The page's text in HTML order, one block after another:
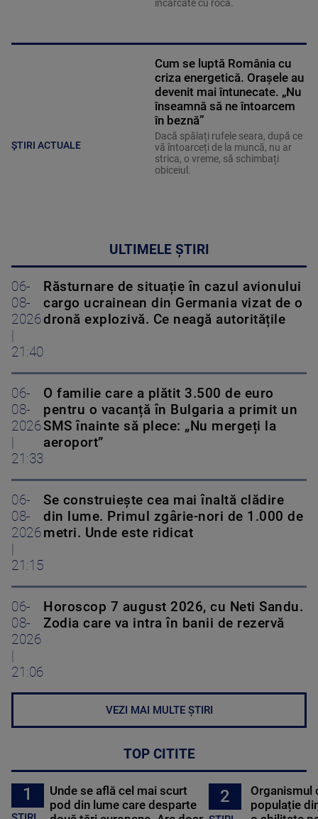
încărcate cu rocă.
ȘTIRI ACTUALE
Cum se luptă România cu
criza energetică. Orașele au
devenit mai întunecate. „Nu
înseamnă să ne întoarcem
în beznă”
Dacă spălați rufele seara, după ce
vă întoarceți de la muncă, nu ar
strica, o vreme, să schimbați
obiceiul.
ULTIMELE ȘTIRI
06-
08-
2026
21:40
Răsturnare de situație în cazul avionului
cargo ucrainean din Germania vizat de o
dronă explozivă. Ce neagă autoritățile
06-
08-
2026
21:33
O familie care a plătit 3.500 de euro
pentru o vacanță în Bulgaria a primit un
SMS înainte să plece: „Nu mergeți la
aeroport”
06-
08-
2026
21:15
Se construiește cea mai înaltă clădire
din lume. Primul zgârie-nori de 1.000 de
metri. Unde este ridicat
06-
08-
2026
21:06
Horoscop 7 august 2026, cu Neti Sandu.
Zodia care va intra în banii de rezervă
VEZI MAI MULTE ȘTIRI
TOP CITITE
1
Unde se află cel mai scurt
pod din lume care desparte
2
Organismul
populație